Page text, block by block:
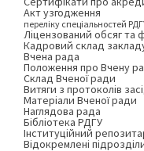
Акт узгодження
переліку спеціальностей
Ліцензований обсяг та
Кадровий склад
Вчена рада
Положення про Вчену
Склад Вченої ради
Витяги з протоколів
Матеріали Вченої ради
Наглядова рада
Бібліотека РДГУ
Інституційний
Відокремлені